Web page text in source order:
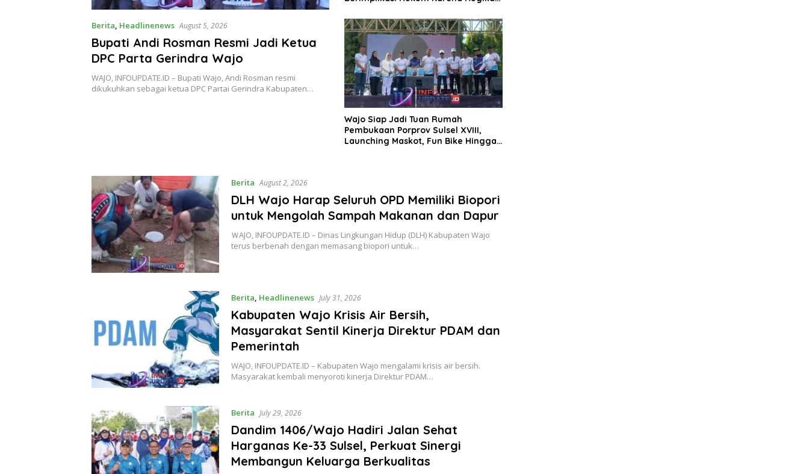
Berita, Headlinenews August 5, 2026
Bupati Andi Rosman Resmi Jadi Ketua
DPC Parta Gerindra Wajo
WAJO, INFOUPDATE.ID – Bupati Wajo, Andi Rosman resmi
dikukuhkan sebagai ketua DPC Partai Gerindra Kabupaten…
Wajo Siap Jadi Tuan Rumah
Pembukaan Porprov Sulsel XVIII,
Launching Maskot, Fun Bike Hingga
Berita August 2, 2026
DLH Wajo Harap Seluruh OPD Memiliki Biopori
untuk Mengolah Sampah Makanan dan Dapur
ＷAJO, INFOUPDATE.ID – Dinas Lingkungan Hidup (DLH) Kabupaten Wajo
terus berbenah dengan memasang biopori untuk…
Berita, Headlinenews July 31, 2026
Kabupaten Wajo Krisis Air Bersih,
Masyarakat Sentil Kinerja Direktur PDAM dan
Pemerintah
WAJO, INFOUPDATE.ID – Kabupaten Wajo mengalami krisis air bersih.
Masyarakat kembali menyoroti kinerja Direktur PDAM…
Berita July 29, 2026
Dandim 1406/Wajo Hadiri Jalan Sehat
Harganas Ke-33 Sulsel, Perkuat Sinergi
Membangun Keluarga Berkualitas